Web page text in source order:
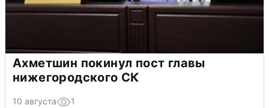
Ахметшин покинул пост главы
нижегородского СК
10 августа 1